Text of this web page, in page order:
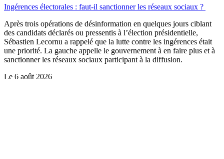
Ingérences électorales : faut-il sanctionner les réseaux sociaux ?
Après trois opérations de désinformation en quelques jours ciblant
des candidats déclarés ou pressentis à l’élection présidentielle,
Sébastien Lecornu a rappelé que la lutte contre les ingérences était
une priorité. La gauche appelle le gouvernement à en faire plus et à
sanctionner les réseaux sociaux participant à la diffusion.
Le 6 août 2026